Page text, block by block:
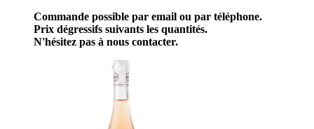
Commande possible par email ou par téléphone.
Prix dégressifs suivants les quantités.
N'hésitez pas à nous contacter.